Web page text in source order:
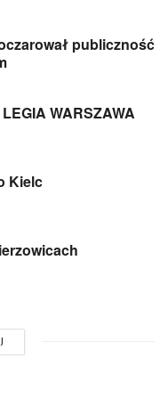
publiczność
WARSZAWA
Kielc